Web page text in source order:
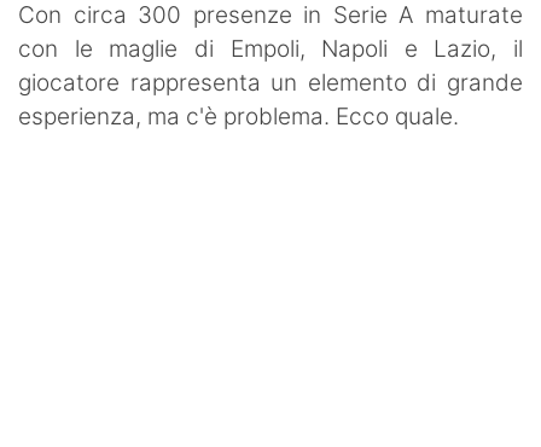
Con circa 300 presenze in Serie A maturate
con le maglie di Empoli, Napoli e Lazio, il
giocatore rappresenta un elemento di grande
esperienza, ma c'è problema. Ecco quale.